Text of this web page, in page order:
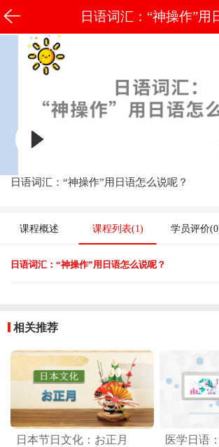
日语词汇：“神操作”用
日语词汇：“神操作”用日语怎么说呢？
课程概述 课程列表(1) 学员评价
日语词汇：“神操作”用日语怎么说呢？
相关推荐
日本节日文化：お正月 医学日语